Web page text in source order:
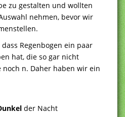
zu gestalten und wollten
nehmen, bevor wir
Regenbogen ein paar
hat, die so gar nicht
noch n. Daher haben wir ein
der Nacht